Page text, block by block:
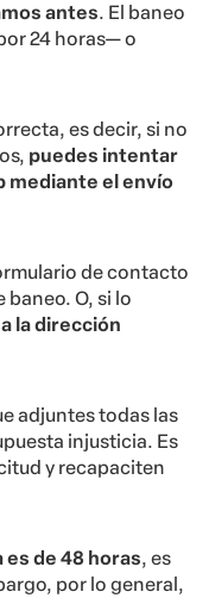
antes. El baneo
24 horas— o
es decir, si no
puedes intentar
mediante el envío
de contacto
O, si lo
la dirección
adjuntes todas las
injusticia. Es
y recapaciten
de 48 horas, es
por lo general,